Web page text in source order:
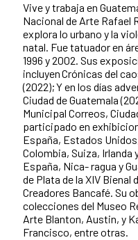
Vive y trabaja en
Nacional de Arte Rafael
explora lo urbano y la
natal. Fue tatuador en
1996 y 2002. Sus
incluyen Crónicas del
(2022); Y en los días
Ciudad de Guatemala
Municipal Correos,
participado en
España, Estados
Colombia, Suiza, Irlanda
España, Nica- ragua y
de Plata de la XIV
Creadores Bancafé. Su
colecciones del Museo
Arte Blanton, Austin, y
Francisco, entre otras.